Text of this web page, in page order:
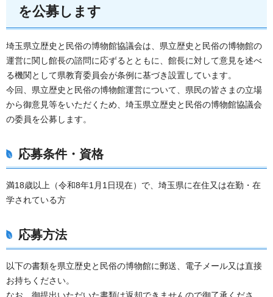
を公募します
埼玉県立歴史と民俗の博物館協議会は、県立歴史と民俗の博物館の
運営に関し館長の諮問に応ずるとともに、館長に対して意見を述べ
る機関として県教育委員会が条例に基づき設置しています。
今回、県立歴史と民俗の博物館運営について、県民の皆さまの立場
から御意見等をいただくため、埼玉県立歴史と民俗の博物館協議会
の委員を公募します。
応募条件・資格
満18歳以上（令和8年1月1日現在）で、埼玉県に在住又は在勤・在
学されている方
応募方法
以下の書類を県立歴史と民俗の博物館に郵送、電子メール又は直接
お持ちください。